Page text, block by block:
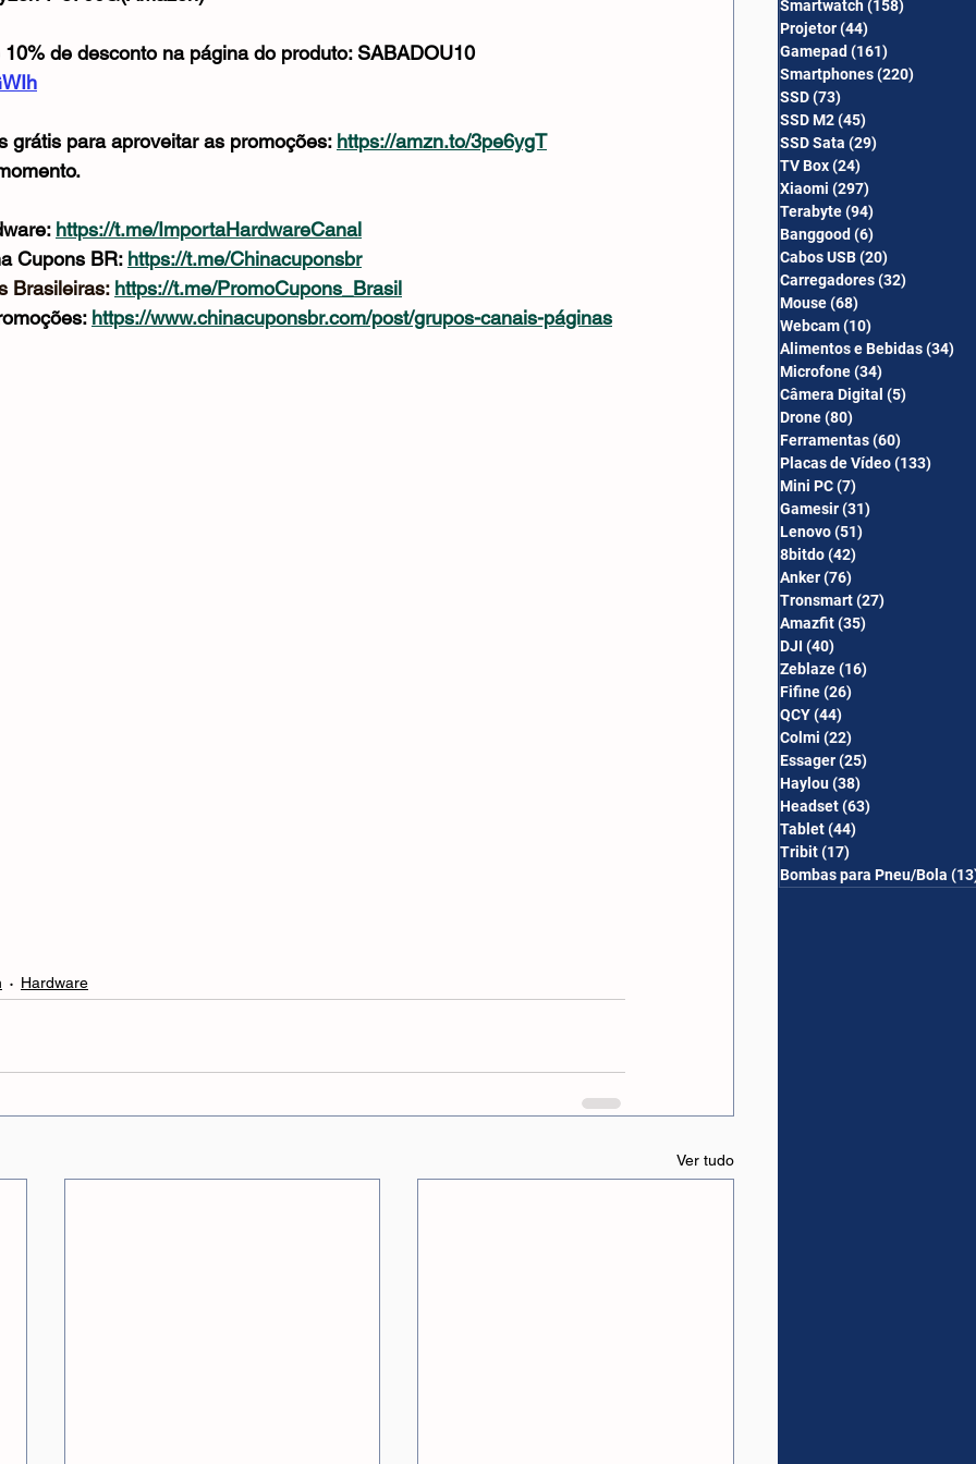
de desconto na página do produto: SABADOU10
grátis para aproveitar as promoções: https://amzn.to/3pe6ygT
https://t.me/ImportaHardwareCanal
Cupons BR: https://t.me/Chinacuponsbr
Brasileiras: https://t.me/PromoCupons_Brasil
https://www.chinacuponsbr.com/post/grupos-canais-páginas
Hardware
Ver tudo
Smartwatch(158)
Projetor(44)
Gamepad (161)
Smartphones(220)
SSD(73)
SSD M2(45)
SSD Sata (29)
TV Box(24)
Xiaomi (297)
Terabyte(94)
Banggood (6)
Cabos USB(20)
Carregadores(32)
Mouse(68)
Webcam(10)
Alimentos e Bebidas(34)
Microfone(34)
Câmera Digital (5)
Drone(80)
Ferramentas(60)
Placas de Vídeo(133)
Mini PC(7)
Gamesir(31)
Lenovo(51)
8bitdo(42)
Anker(76)
Tronsmart(27)
Amazfit(35)
DJI (40)
Zeblaze(16)
Fifine(26)
QCY(44)
Colmi (22)
Essager(25)
Haylou(38)
Headset(63)
Tablet(44)
Tribit(17)
Bombas para Pneu/Bola